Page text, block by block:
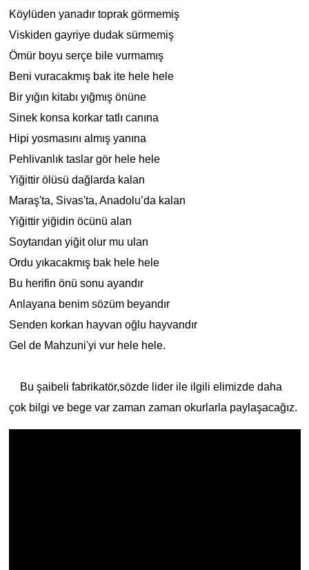
Köylüden yanadır toprak görmemiş
Viskiden gayriye dudak sürmemiş
Ömür boyu serçe bile vurmamış
Beni vuracakmış bak ite hele hele
Bir yığın kitabı yığmış önüne
Sinek konsa korkar tatlı canına
Hipi yosmasını almış yanına
Pehlivanlık taslar gör hele hele
Yiğittir ölüsü dağlarda kalan
Maraş'ta, Sivas'ta, Anadolu’da kalan
Yiğittir yiğidin öcünü alan
Soytarıdan yiğit olur mu ulan
Ordu yıkacakmış bak hele hele
Bu herifin önü sonu ayandır
Anlayana benim sözüm beyandır
Senden korkan hayvan oğlu hayvandır
Gel de Mahzuni'yi vur hele hele.
Bu şaibeli fabrikatör,sözde lider ile ilgili elimizde daha
çok bilgi ve bege var zaman zaman okurlarla paylaşacağız.